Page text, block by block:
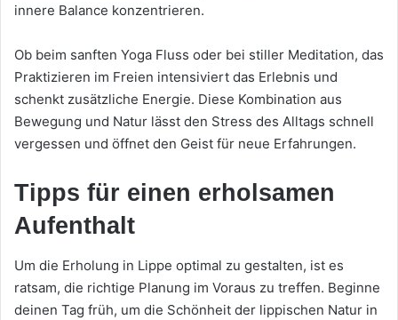
innere Balance konzentrieren.
Ob beim sanften Yoga Fluss oder bei stiller Meditation, das
Praktizieren im Freien intensiviert das Erlebnis und
schenkt zusätzliche Energie. Diese Kombination aus
Bewegung und Natur lässt den Stress des Alltags schnell
vergessen und öffnet den Geist für neue Erfahrungen.
Tipps für einen erholsamen
Aufenthalt
Um die Erholung in Lippe optimal zu gestalten, ist es
ratsam, die richtige Planung im Voraus zu treffen. Beginne
deinen Tag früh, um die Schönheit der lippischen Natur in